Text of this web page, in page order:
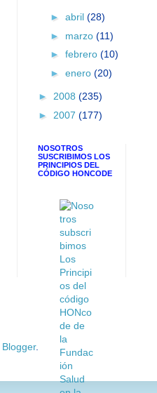
► abril (28)
► marzo (11)
► febrero (10)
► enero (20)
► 2008 (235)
► 2007 (177)
NOSOTROS
SUSCRIBIMOS LOS
PRINCIPIOS DEL
CÓDIGO HONCODE
Blogger.